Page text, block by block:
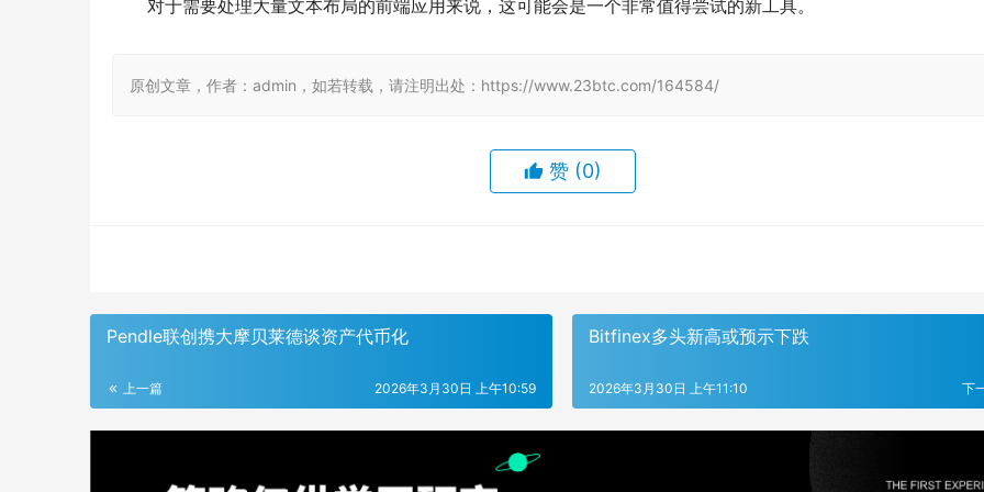
对于需要处理大量文本布局的前端应用来说，这可能会是一个非常值得尝试的新工具。
原创文章，作者：admin，如若转载，请注明出处：https://www.23btc.com/164584/
赞 (0)
Pendle联创携大摩贝莱德谈资产代币化
上一篇 2026年3月30日 上午10:59
Bitfinex多头新高或预示下跌
下
2026年3月30日 上午11:10